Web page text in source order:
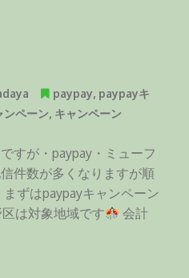
paypay, paypayキ
ペーン, キャンペーン
すが・paypay・ミューフ
件数が多くなりますが順
ずはpaypayキャンペーン
は対象地域です
会計